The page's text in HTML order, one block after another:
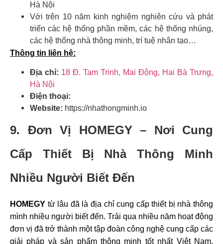
Hà Nội
Với trên 10 năm kinh nghiệm nghiên cứu và phát
triển các hệ thống phần mềm, các hệ thống nhúng,
các hệ thống nhà thông minh, trí tuệ nhân tạo…
Thông tin liên hệ:
Địa chỉ: 18 Đ. Tam Trinh, Mai Động, Hai Bà Trưng,
Hà Nội
Điện thoại:
Website: https://nhathongminh.io
9. Đơn Vị HOMEGY – Nơi Cung
Cấp Thiết Bị Nhà Thông Minh
Nhiều Người Biết Đến
HOMEGY từ lâu đã là địa chỉ cung cấp thiết bị nhà thông
mình nhiều người biết đến. Trải qua nhiều năm hoạt động
đơn vị đã trở thành một tập đoàn công nghệ cung cấp các
giải pháp và sản phẩm thông minh tốt nhất Việt Nam.